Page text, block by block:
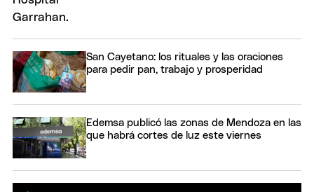
San Cayetano: los rituales y las oraciones
para pedir pan, trabajo y prosperidad
Edemsa publicó las zonas de Mendoza en las
que habrá cortes de luz este viernes